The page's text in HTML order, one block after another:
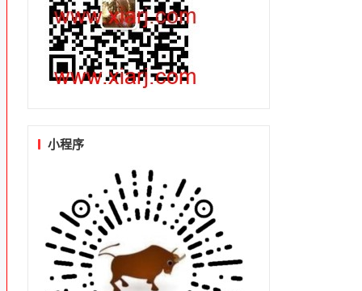
小程序